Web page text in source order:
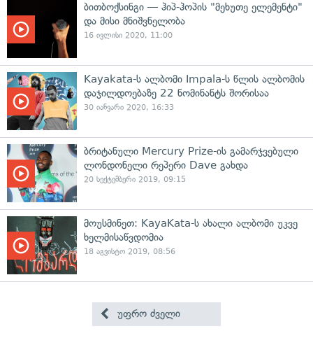
ბითბოქსინგი — ჰიპ-ჰოპის "მეხუთე ელემენტი"
და მისი მნიშვნელობა
16 ივლისი 2020, 11:00
Kayakata-ს ალბომი Impala-ს წლის ალბომის
დაჯილდოებაზე 22 ნომინანტს შორისაა
30 იანვარი 2020, 16:33
ბრიტანული Mercury Prize-ის გამარჯვებული
ლონდონელი რეპერი Dave გახდა
20 სექტემბერი 2019, 09:15
მოუსმინეთ: KayaKata-ს ახალი ალბომი უკვე
ხელმისაწვდომია
18 აგვისტო 2019, 08:56
უფრო ძველი